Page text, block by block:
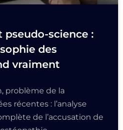
science :
des
vraiment
problème de la
récentes : l’analyse
de l’accusation de